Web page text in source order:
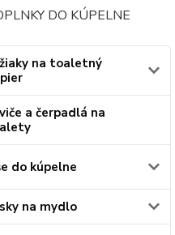
DO KÚPELNE
na toaletný
a čerpadlá na
do kúpelne
na mydlo